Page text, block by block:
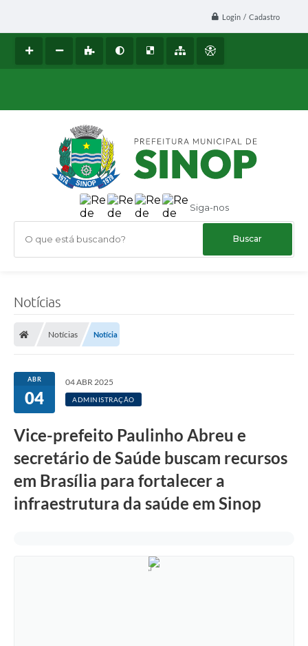
Login / Cadastro
Siga-nos
O que está buscando?
Notícias
Notícias Notícia
ABR
04
04 ABR 2025
ADMINISTRAÇÃO
Vice-prefeito Paulinho Abreu e
secretário de Saúde buscam recursos
em Brasília para fortalecer a
infraestrutura da saúde em Sinop